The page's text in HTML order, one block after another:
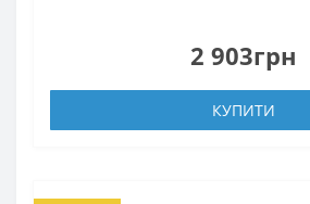
2 903грн
КУПИТИ